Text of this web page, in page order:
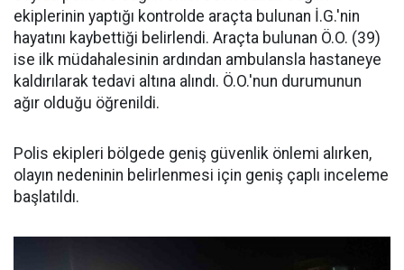
ekiplerinin yaptığı kontrolde araçta bulunan İ.G.'nin
hayatını kaybettiği belirlendi. Araçta bulunan Ö.O. (39)
ise ilk müdahalesinin ardından ambulansla hastaneye
kaldırılarak tedavi altına alındı. Ö.O.'nun durumunun
ağır olduğu öğrenildi.
Polis ekipleri bölgede geniş güvenlik önlemi alırken,
olayın nedeninin belirlenmesi için geniş çaplı inceleme
başlatıldı.